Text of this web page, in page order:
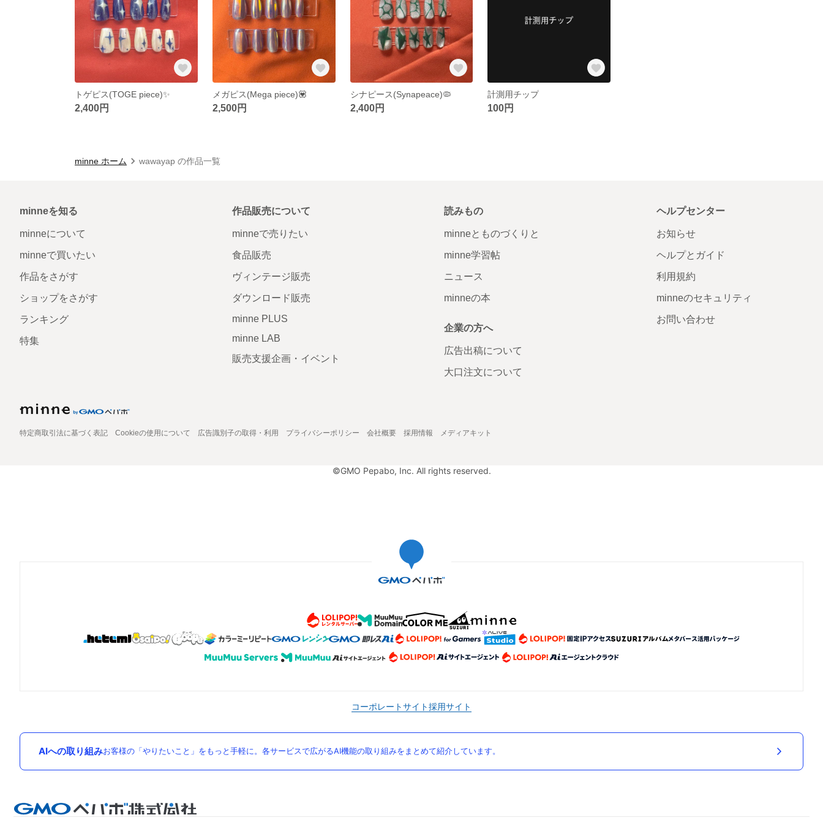
トゲピス(TOGE piece)✨
2,400円
メガピス(Mega piece)💟
2,500円
シナピース(Synapeace)🦠
2,400円
計測用チップ
100円
minne ホーム wawayap の作品一覧
minneを知る
minneについて
minneで買いたい
作品をさがす
ショップをさがす
ランキング
特集
作品販売について
minneで売りたい
食品販売
ヴィンテージ販売
ダウンロード販売
minne PLUS
minne LAB
販売支援企画・イベント
読みもの
minneとものづくりと
minne学習帖
ニュース
minneの本
企業の方へ
広告出稿について
大口注文について
ヘルプセンター
お知らせ
ヘルプとガイド
利用規約
minneのセキュリティ
お問い合わせ
特定商取引法に基づく表記 Cookieの使用について 広告識別子の取得・利用 プライバシーポリシー 会社概要 採用情報 メディアキット
©GMO Pepabo, Inc. All rights reserved.
コーポレートサイト採用サイト
AIへの取り組みお客様の「やりたいこと」をもっと手軽に。各サービスで広がるAI機能の取り組みをまとめて紹介しています。